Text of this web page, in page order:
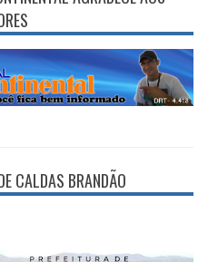
CALDAS BRANDÃO